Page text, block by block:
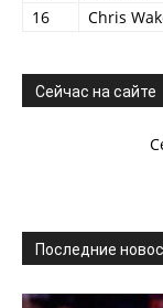
16
Chris
Сейчас на сайте
Последние